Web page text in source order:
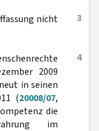
3
nicht
4
2009
in seinen
(20008/07,
die
im